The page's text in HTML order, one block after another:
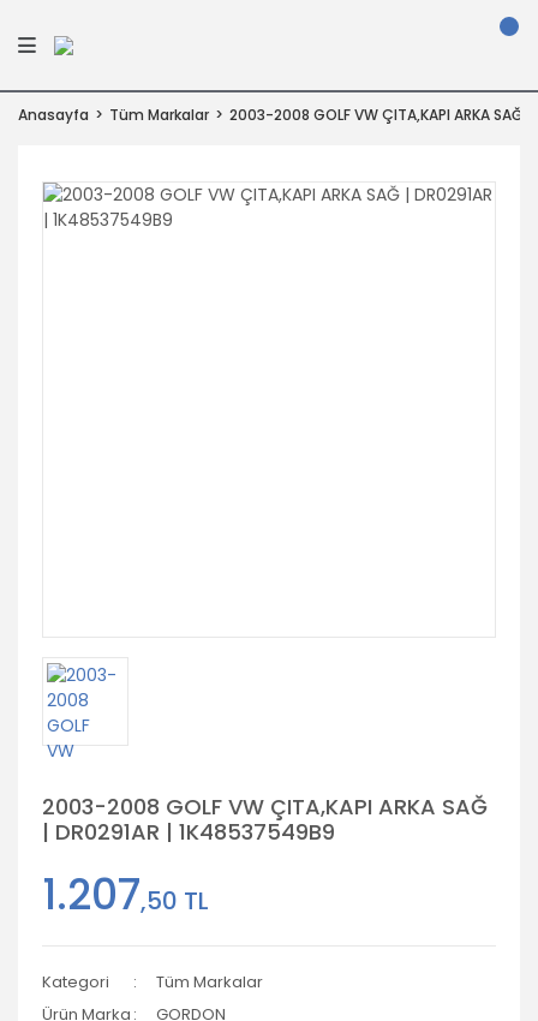
Anasayfa Tüm Markalar 2003-2008 GOLF VW ÇITA,KAPI ARKA SAĞ
2003-2008 GOLF VW ÇITA,KAPI ARKA SAĞ
| DR0291AR | 1K48537549B9
1.207,50 TL
Kategori
Tüm Markalar
Ürün Marka
GORDON